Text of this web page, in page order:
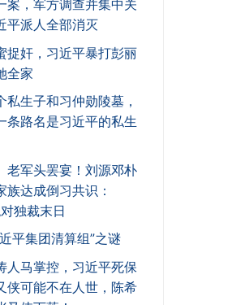
案，军方调查并集中关
平派人全部消灭
捉奸，习近平暴打彭丽
全家
私生子和习仲勋陵墓，
条路名是习近平的私生
老军头罢宴！刘源邓朴
族达成倒习共识：
独裁末日
平集团清算组”之谜
人马掌控，习近平死保
侠可能不在人世，陈希